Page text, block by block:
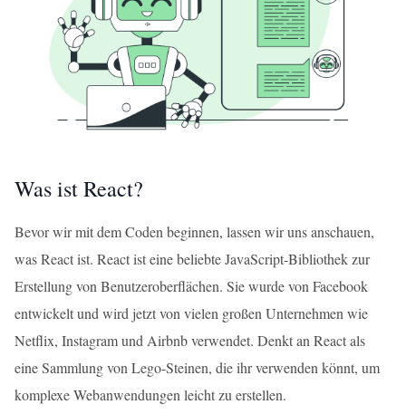
Was ist React?
Bevor wir mit dem Coden beginnen, lassen wir uns anschauen,
was React ist. React ist eine beliebte JavaScript-Bibliothek zur
Erstellung von Benutzeroberflächen. Sie wurde von Facebook
entwickelt und wird jetzt von vielen großen Unternehmen wie
Netflix, Instagram und Airbnb verwendet. Denkt an React als
eine Sammlung von Lego-Steinen, die ihr verwenden könnt, um
komplexe Webanwendungen leicht zu erstellen.